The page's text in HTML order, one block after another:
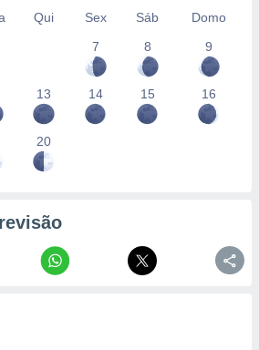
Qui Sex Sáb
Domo
7
8 9
13 14 15 16
20